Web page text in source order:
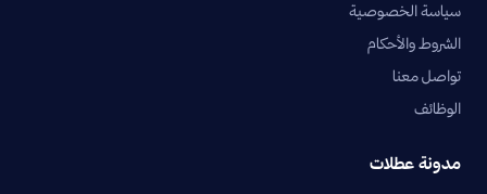
سياسة الخصوصية
الشروط والأحكام
تواصل معنا
الوظائف
مدونة عطلات